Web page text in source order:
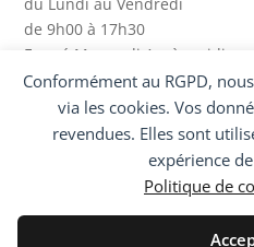
Conformément au RGPD,
via les cookies. Vos
revendues. Elles sont
expérience
Politique de
de 9h00 à 17h30
Fermé Mercredi Après-midi
Suivez-nous !